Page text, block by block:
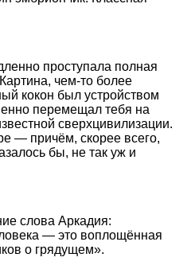
проступала полная
чем-то более
кокон был устройством
перемещал тебя на
сверхцивилизации.
— причём, скорее всего,
бы, не так уж и
слова Аркадия:
— это воплощённая
о грядущем».